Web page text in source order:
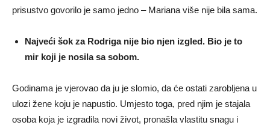
prisustvo govorilo je samo jedno – Mariana više nije bila sama.
Najveći šok za Rodriga nije bio njen izgled. Bio je to
mir koji je nosila sa sobom.
Godinama je vjerovao da ju je slomio, da će ostati zarobljena u
ulozi žene koju je napustio. Umjesto toga, pred njim je stajala
osoba koja je izgradila novi život, pronašla vlastitu snagu i